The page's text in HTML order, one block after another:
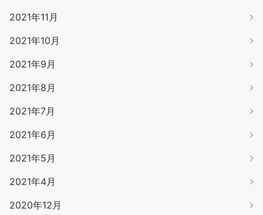
2021年11月
2021年10月
2021年9月
2021年8月
2021年7月
2021年6月
2021年5月
2021年4月
2020年12月